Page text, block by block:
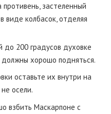
застеленный
виде колбасок, отделяя
до 200 градусов духовке
хорошо подняться.
оставьте их внутри на
осели.
взбить Маскарпоне с